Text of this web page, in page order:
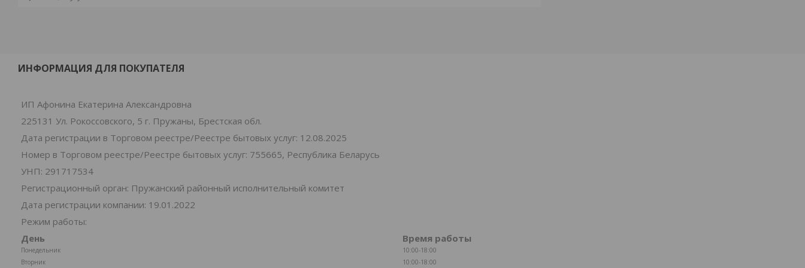
ИНФОРМАЦИЯ ДЛЯ ПОКУПАТЕЛЯ
ИП Афонина Екатерина Александровна
225131 Ул. Рокоссовского, 5 г. Пружаны, Брестская обл.
Дата регистрации в Торговом реестре/Реестре бытовых услуг: 12.08.2025
Номер в Торговом реестре/Реестре бытовых услуг: 755665, Республика Беларусь
УНП: 291717534
Регистрационный орган: Пружанский районный исполнительный комитет
Дата регистрации компании: 19.01.2022
Режим работы:
День
Время работы
Понедельник
10:00-18:00
Вторник
10:00-18:00